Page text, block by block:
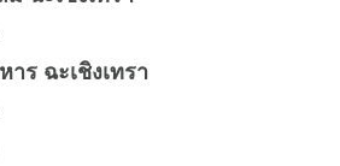
ร ฉะเชิงเทรา